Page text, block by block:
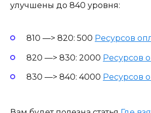
улучшены до 840 уровня:
810 —> 820: 500 Ресурсов
820 —> 830: 2000 Ресурсов
830 —> 840: 4000 Ресурсов